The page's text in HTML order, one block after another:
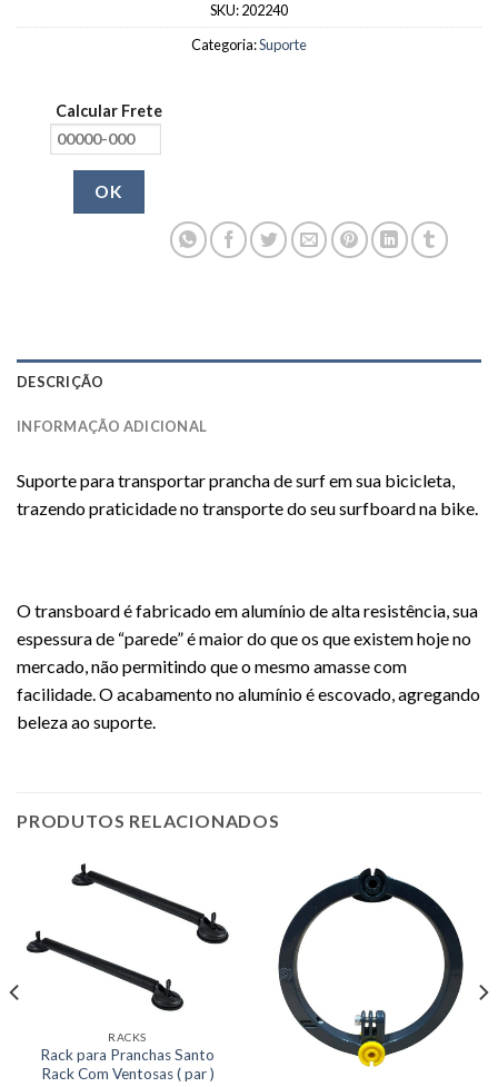
SKU:202240
Categoria:Suporte
Calcular Frete
OK
DESCRIÇÃO
INFORMAÇÃO ADICIONAL
Suporte para transportar prancha de surf em sua bicicleta,
trazendo praticidade no transporte do seu surfboard na bike.
O transboard é fabricado em alumínio de alta resistência, sua
espessura de “parede” é maior do que os que existem hoje no
mercado, não permitindo que o mesmo amasse com
facilidade. O acabamento no alumínio é escovado, agregando
beleza ao suporte.
PRODUTOS RELACIONADOS
RACKS
Rack para Pranchas Santo
Rack Com Ventosas ( par )